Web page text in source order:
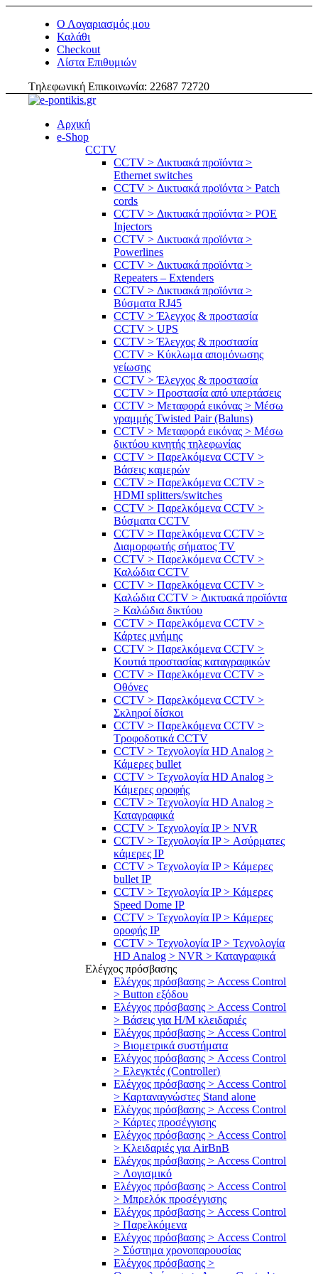
Ο Λογαριασμός μου
Καλάθι
Checkout
Λίστα Επιθυμιών
Tηλεφωνική Επικοινωνία: 22687 72720
Αρχική
e-Shop
CCTV
CCTV > Δικτυακά προϊόντα >
Ethernet switches
CCTV > Δικτυακά προϊόντα > Patch
cords
CCTV > Δικτυακά προϊόντα > POE
Injectors
CCTV > Δικτυακά προϊόντα >
Powerlines
CCTV > Δικτυακά προϊόντα >
Repeaters – Extenders
CCTV > Δικτυακά προϊόντα >
Βύσματα RJ45
CCTV > Έλεγχος & προστασία
CCTV > UPS
CCTV > Έλεγχος & προστασία
CCTV > Κύκλωμα απομόνωσης
γείωσης
CCTV > Έλεγχος & προστασία
CCTV > Προστασία από υπερτάσεις
CCTV > Μεταφορά εικόνας > Μέσω
γραμμής Twisted Pair (Baluns)
CCTV > Μεταφορά εικόνας > Μέσω
δικτύου κινητής τηλεφωνίας
CCTV > Παρελκόμενα CCTV >
Bάσεις καμερών
CCTV > Παρελκόμενα CCTV >
HDMI splitters/switches
CCTV > Παρελκόμενα CCTV >
Βύσματα CCTV
CCTV > Παρελκόμενα CCTV >
Διαμορφωτής σήματος TV
CCTV > Παρελκόμενα CCTV >
Καλώδια CCTV
CCTV > Παρελκόμενα CCTV >
Καλώδια CCTV > Δικτυακά προϊόντα
> Καλώδια δικτύου
CCTV > Παρελκόμενα CCTV >
Κάρτες μνήμης
CCTV > Παρελκόμενα CCTV >
Κουτιά προστασίας καταγραφικών
CCTV > Παρελκόμενα CCTV >
Οθόνες
CCTV > Παρελκόμενα CCTV >
Σκληροί δίσκοι
CCTV > Παρελκόμενα CCTV >
Τροφοδοτικά CCTV
CCTV > Τεχνολογία HD Analog >
Κάμερες bullet
CCTV > Τεχνολογία HD Analog >
Κάμερες οροφής
CCTV > Τεχνολογία HD Analog >
Καταγραφικά
CCTV > Τεχνολογία IP > NVR
CCTV > Τεχνολογία IP > Ασύρματες
κάμερες IP
CCTV > Τεχνολογία IP > Κάμερες
bullet IP
CCTV > Τεχνολογία IP > Κάμερες
Speed Dome IP
CCTV > Τεχνολογία IP > Κάμερες
οροφής IP
CCTV > Τεχνολογία IP > Τεχνολογία
HD Analog > NVR > Καταγραφικά
Ελέγχος πρόσβασης
Ελέγχος πρόσβασης > Access Control
> Button εξόδου
Ελέγχος πρόσβασης > Access Control
> Βάσεις για Η/Μ κλειδαριές
Ελέγχος πρόσβασης > Access Control
> Βιομετρικά συστήματα
Ελέγχος πρόσβασης > Access Control
> Ελεγκτές (Controller)
Ελέγχος πρόσβασης > Access Control
> Καρταναγνώστες Stand alone
Ελέγχος πρόσβασης > Access Control
> Κάρτες προσέγγισης
Ελέγχος πρόσβασης > Access Control
> Κλειδαριές για AirBnB
Ελέγχος πρόσβασης > Access Control
> Λογισμικό
Ελέγχος πρόσβασης > Access Control
> Μπρελόκ προσέγγισης
Ελέγχος πρόσβασης > Access Control
> Παρελκόμενα
Ελέγχος πρόσβασης > Access Control
> Σύστημα χρονοπαρουσίας
Ελέγχος πρόσβασης >